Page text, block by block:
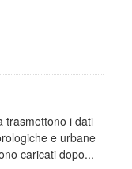
trasmettono i dati
e urbane
caricati dopo...